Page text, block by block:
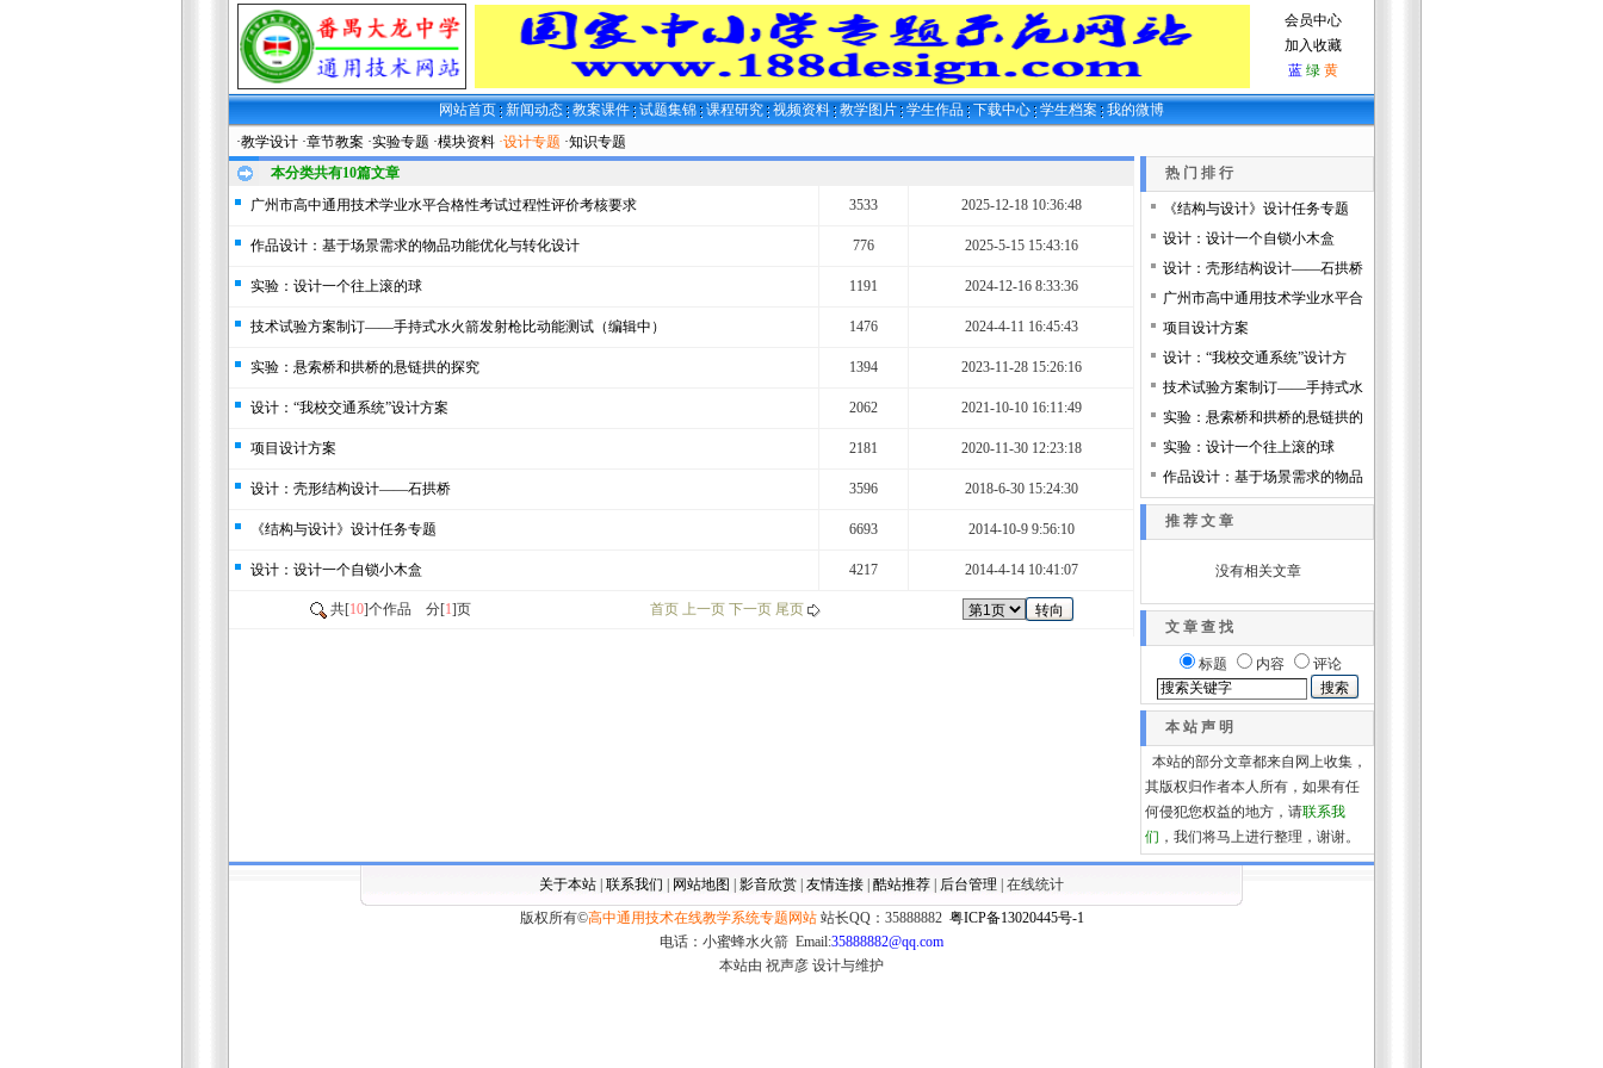
会员中心
加入收藏
蓝 绿 黄
网站首页 新闻动态 教案课件 试题集锦 课程研究 视频资料 教学图片 学生作品 下载中心 学生档案 我的微博
·教学设计 ·章节教案 ·实验专题 ·模块资料 ·设计专题 ·知识专题
本分类共有10篇文章
广州市高中通用技术学业水平合格性考试过程性评价考核要求
3533 2025-12-18 10:36:48
作品设计：基于场景需求的物品功能优化与转化设计 776 2025-5-15 15:43:16
实验：设计一个往上滚的球 1191 2024-12-16 8:33:36
技术试验方案制订——手持式水火箭发射枪比动能测试（编辑中） 1476 2024-4-11 16:45:43
实验：悬索桥和拱桥的悬链拱的探究 1394 2023-11-28 15:26:16
设计：“我校交通系统”设计方案 2062 2021-10-10 16:11:49
项目设计方案 2181 2020-11-30 12:23:18
设计：壳形结构设计——石拱桥 3596 2018-6-30 15:24:30
《结构与设计》设计任务专题 6693 2014-10-9 9:56:10
设计：设计一个自锁小木盒 4217 2014-4-14 10:41:07
共[10]个作品 分[1]页 首页 上一页 下一页 尾页
热 门 排 行
《结构与设计》设计任务专题
设计：设计一个自锁小木盒
设计：壳形结构设计——石拱桥
广州市高中通用技术学业水平合
项目设计方案
设计：“我校交通系统”设计方
技术试验方案制订——手持式水
实验：悬索桥和拱桥的悬链拱的
实验：设计一个往上滚的球
作品设计：基于场景需求的物品
推 荐 文 章
没有相关文章
文 章 查 找
标题 内容 评论
本 站 声 明
本站的部分文章都来自网上收集，
其版权归作者本人所有，如果有任
何侵犯您权益的地方，请联系我
们 ，我们将马上进行整理，谢谢。
关于本站| 联系我们 网站地图 影音欣赏| 友情连接| 酷站推荐| 后台管理
在线统计
版权所有©高中通用技术在线教学系统专题网站站长QQ：35888882 粤ICP备13020445号-1
电话：小蜜蜂水火箭 Email:35888882@qq.com
本站由 祝声彦 设计与维护